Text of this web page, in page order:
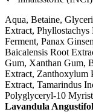
Aqua, Betaine,
Extract, Phyllostachys
Ferment, Panax
Baicalensis Root
Gum, Xanthan Gum,
Extract, Zanthoxylum
Extract, Tamarindus
Polyglyceryl-10
Lavandula